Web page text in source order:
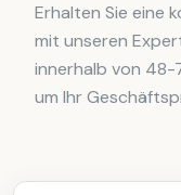
Erhalten Sie eine
mit unseren
innerhalb von 48-
um Ihr